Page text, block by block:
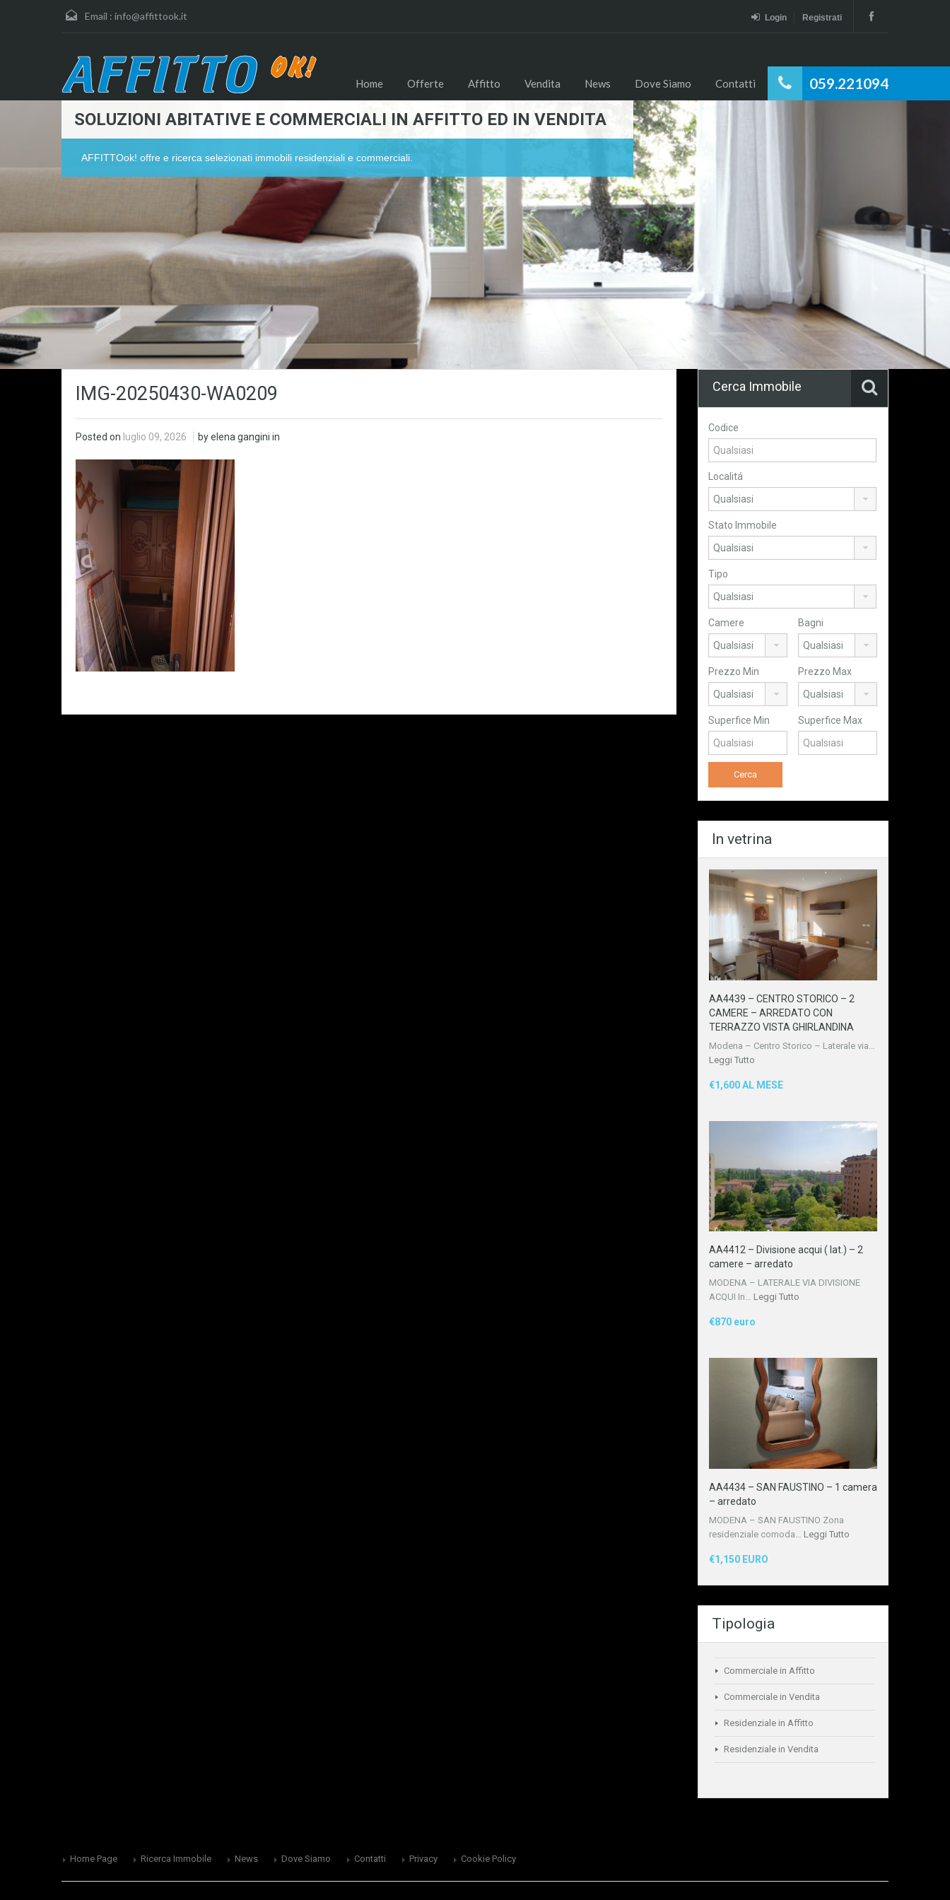
Email : info@affittook.it Login Registrati
059.221094
Home Offerte Affitto Vendita News Dove Siamo Contatti
SOLUZIONI ABITATIVE E COMMERCIALI IN AFFITTO ED IN VENDITA
AFFITTOok! offre e ricerca selezionati immobili residenziali e commerciali.
IMG-20250430-WA0209
Posted on luglio 09, 2026 by elena gangini in
Cerca Immobile
Codice
Localitá
Stato Immobile
Tipo
Camere Bagni
Prezzo Min Prezzo Max
Superfice Min Superfice Max
In vetrina
AA4439 – CENTRO STORICO – 2
CAMERE – ARREDATO CON
TERRAZZO VISTA GHIRLANDINA
Modena – Centro Storico – Laterale via…
Leggi Tutto
€1,600 AL MESE
AA4412 – Divisione acqui ( lat.) – 2
camere – arredato
MODENA – LATERALE VIA DIVISIONE
ACQUI In… Leggi Tutto
€870 euro
AA4434 – SAN FAUSTINO – 1 camera
– arredato
MODENA – SAN FAUSTINO Zona
residenziale comoda… Leggi Tutto
€1,150 EURO
Tipologia
Commerciale in Affitto
Commerciale in Vendita
Residenziale in Affitto
Residenziale in Vendita
Home Page Ricerca Immobile News Dove Siamo Contatti Privacy Cookie Policy